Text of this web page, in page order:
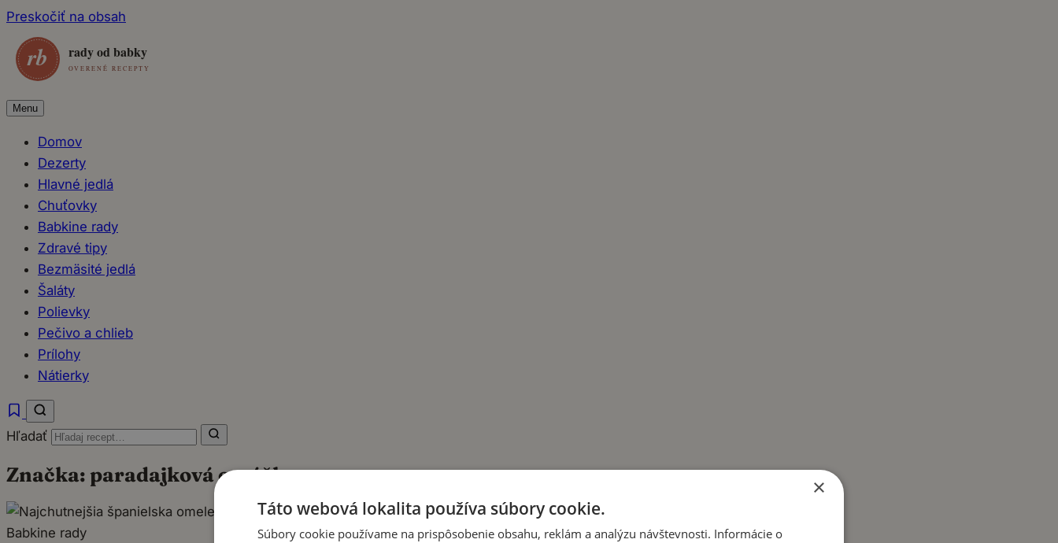
Preskočiť na obsah
Menu
Domov
Dezerty
Hlavné jedlá
Chuťovky
Babkine rady
Zdravé tipy
Bezmäsité jedlá
Šaláty
Polievky
Pečivo a chlieb
Prílohy
Nátierky
Hľadať
Značka: paradajková omáčka
Pin
Babkine rady
×
Táto webová lokalita používa súbory cookie.
Súbory cookie používame na prispôsobenie obsahu, reklám a analýzu návštevnosti. Informácie o